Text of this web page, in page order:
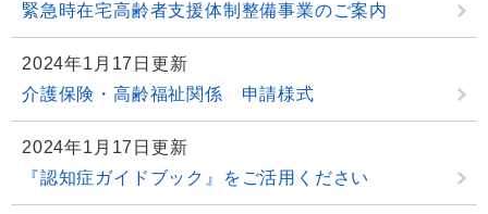
緊急時在宅高齢者支援体制整備事業のご案内
2024年1月17日更新
介護保険・高齢福祉関係 申請様式
2024年1月17日更新
『認知症ガイドブック』をご活用ください